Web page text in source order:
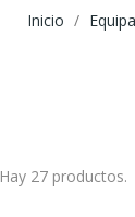
Inicio
Hay 27 productos.